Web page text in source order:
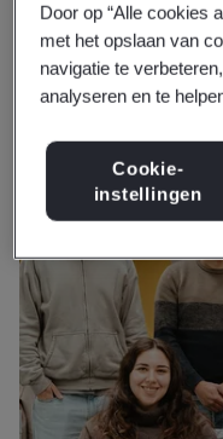
Actuele
Bekijk informatie
Door op “Alle cookies
met het opslaan van
navigatie te
analyseren en te
Cookie-
instellingen